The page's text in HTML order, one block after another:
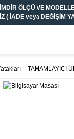
ÖLÇÜ VE
( İADE veya DEĞİŞİM
TAMAMLAYICI
KİŞİLİK
Amaçlı Dolap